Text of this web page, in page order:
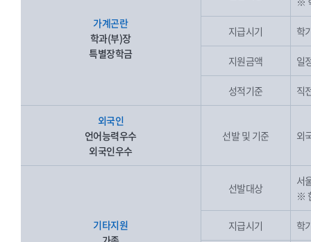
가계곤란
학과(부)장
특별장학금
지급시기 학
지원금액 일
성적기준 직
외국인
언어능력우수
외국인우수
선발 및 기준 외
기타지원
선발대상
서
※
지급시기 학